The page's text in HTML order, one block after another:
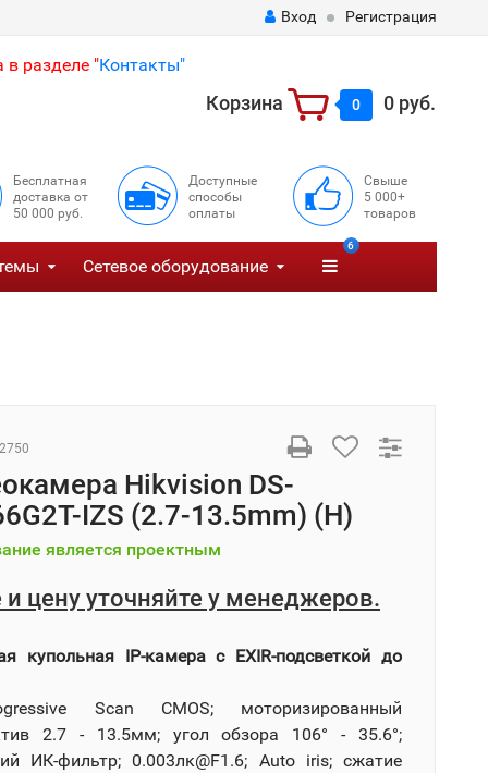
Вход Регистрация
разделе "Контакты"
Корзина 0 0 руб.
Бесплатная
доставка от
50 000 руб.
Доступные
способы
оплаты
Свыше
5 000+
товаров
Сетевое оборудование
6
Hikvision DS-
IZS (2.7-13.5mm) (H)
является проектным
цену уточняйте у менеджеров.
купольная IP-камера с EXIR-подсветкой до
Scan CMOS; моторизированный
2.7 - 13.5мм; угол обзора 106° - 35.6°;
ИК-фильтр; 0.003лк@F1.6; Auto iris; сжатие